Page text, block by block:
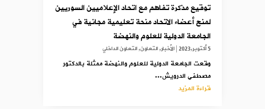
توقيع مذكرة تفاهم مع اتحاد الإعلاميين السوريين
لمنح أعضاء الاتحاد منحة تعليمية مجانية في
الجامعة الدولية للعلوم والنهضة
5 أكتوبر,2023 |الأخبار,التعاون,التعاون الداخلي
وقعت الجامعة الدولية للعلوم والنهضة ممثلة بالدكتور
مصطفى الدرويش...
قراءة المزيد